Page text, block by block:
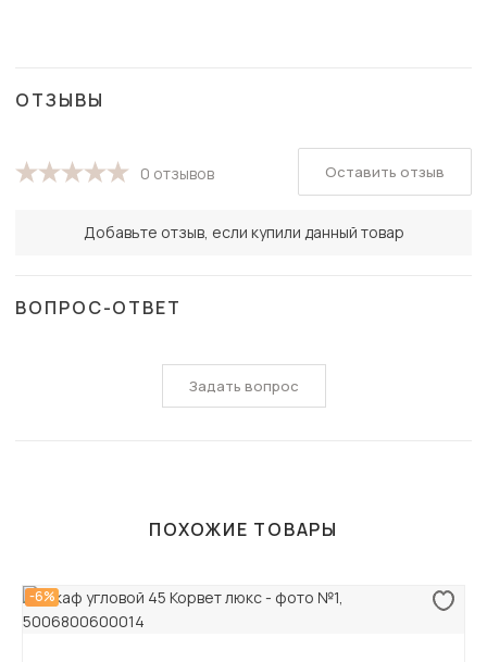
ОТЗЫВЫ
0 отзывов
Добавьте отзыв, если купили данный товар
Оставить отзыв
ВОПРОС-ОТВЕТ
Задать вопрос
ПОХОЖИЕ ТОВАРЫ
-6%